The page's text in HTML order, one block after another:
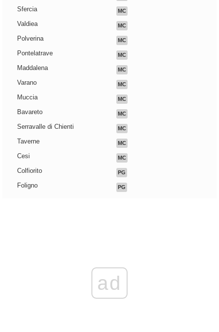
Sfercia MC
Valdiea MC
Polverina MC
Pontelatrave MC
Maddalena MC
Varano MC
Muccia MC
Bavareto MC
Serravalle di Chienti MC
Taverne MC
Cesi MC
Colfiorito PG
Foligno PG
ad